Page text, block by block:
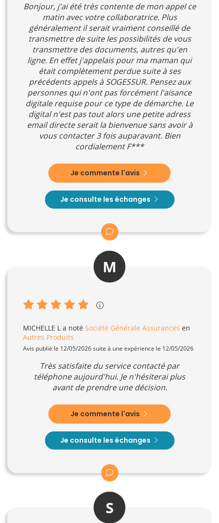
Bonjour, j'ai été très contente de mon appel ce
matin avec votre collaboratrice. Plus
généralement il serait vraiment conseillé de
transmettre de suite les possibilités de vous
transmettre des documents, autres qu'en
ligne. En effet j'appelais pour ma maman qui
était complètement perdue suite à ses
précédents appels à SOGESSUR. Pensez aux
personnes qui n'ont pas forcément l'aisance
digitale requise pour ce type de démarche. Le
digital n'est pas tout alors une petite adress
email directe serait la bienvenue sans avoir à
vous contacter 3 fois auparavant. Bien
cordialement F***
Je commente l'avis
Je consulte les échanges
M
MICHELLE L a noté Société Générale Assurances en
Autres Produits
Avis publié le 12/05/2026 suite à une expérience le 12/05/2026
Très satisfaite du service contacté par
téléphone aujourd'hui. Je n'hésiterai plus
avant de prendre une décision.
Je commente l'avis
Je consulte les échanges
S